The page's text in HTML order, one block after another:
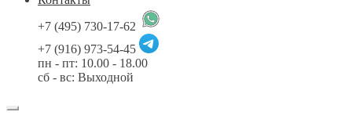
+7 (495) 730-17-62
+7 (916) 973-54-45
пн - пт: 10.00 - 18.00
сб - вс: Выходной